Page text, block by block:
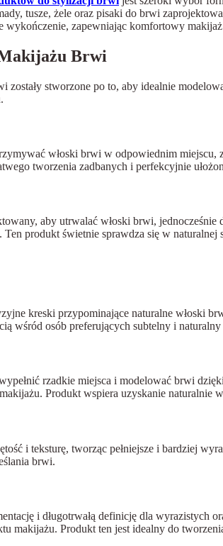
tusze, żele oraz pisaki do brwi
wykończenie, zapewniając komfortowy
Brwi
zostały stworzone po to, aby idealnie
włoski brwi w odpowiednim miejscu,
tworzenia zadbanych i perfekcyjnie
aby utrwalać włoski brwi,
produkt świetnie sprawdza się w naturalnej
kreski przypominające naturalne włoski
wśród osób preferujących subtelny i
rzadkie miejsca i modelować brwi
Produkt wspiera uzyskanie naturalnie
i teksturę, tworząc pełniejsze i bardziej
brwi.
i długotrwałą definicję dla
makijażu. Produkt ten jest idealny do